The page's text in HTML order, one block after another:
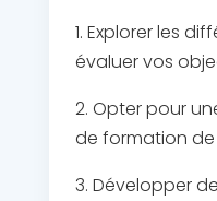
1. Explorer les
évaluer vos
2. Opter pour
de formation de
3. Développer